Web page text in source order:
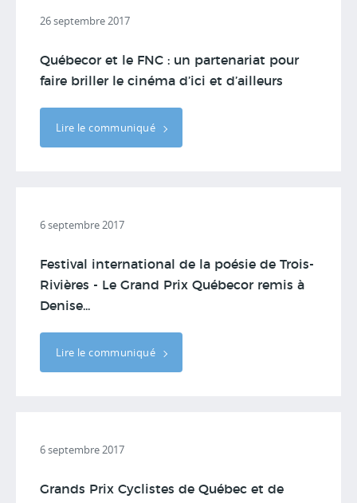
26 septembre 2017
Québecor et le FNC : un partenariat pour
faire briller le cinéma d’ici et d’ailleurs
Lire le communiqué
6 septembre 2017
Festival international de la poésie de Trois-
Rivières - Le Grand Prix Québecor remis à
Denise...
Lire le communiqué
6 septembre 2017
Grands Prix Cyclistes de Québec et de